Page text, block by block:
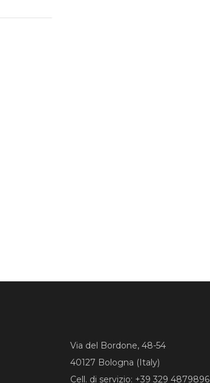
Via del Bordone, 48-54
40127 Bologna (Italy)
Cell. di servizio: +39 329 4879896